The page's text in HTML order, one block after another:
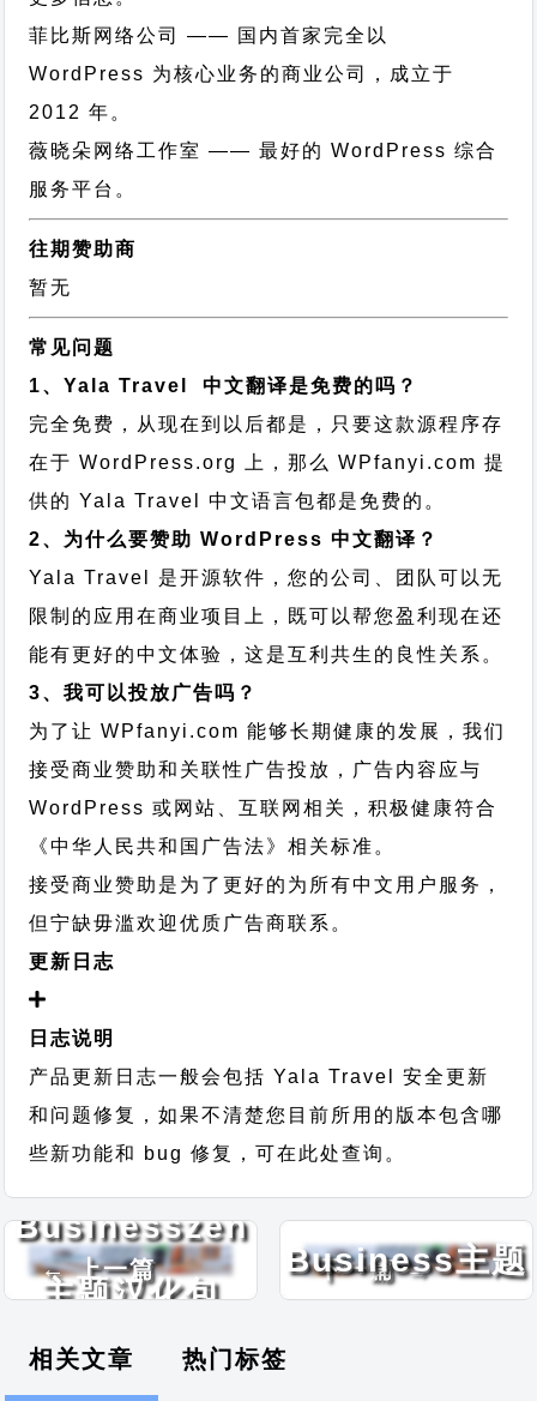
菲比斯网络公司
—— 国内首家完全以
WordPress 为核心业务的商业公司，成立于
2012 年。
薇晓朵网络工作室 —— 最好的 WordPress 综合
服务平台。
往期赞助商
暂无
常见问题
1、Yala Travel 中文翻译是免费的吗？
完全免费，从现在到以后都是，只要这款源程序存
在于 WordPress.org 上，那么 WPfanyi.com 提
供的 Yala Travel 中文语言包都是免费的。
2、为什么要赞助 WordPress 中文翻译？
Yala Travel 是开源软件，您的公司、团队可以无
限制的应用在商业项目上，既可以帮您盈利现在还
能有更好的中文体验，这是互利共生的良性关系。
3、我可以投放广告吗？
为了让 WPfanyi.com 能够长期健康的发展，我们
接受商业赞助和关联性广告投放，广告内容应与
WordPress 或网站、互联网相关，积极健康符合
《中华人民共和国广告法》相关标准。
接受商业赞助是为了更好的为所有中文用户服务，
但宁缺毋滥欢迎优质广告商联系。
更新日志
日志说明
产品更新日志一般会包括 Yala Travel 安全更新
和问题修复，如果不清楚您目前所用的版本包含哪
些新功能和 bug 修复，可在此处查询。
← 上一篇
Businesszen
主题汉化包
下一篇 →
Social
Business主题
相关文章 热门标签